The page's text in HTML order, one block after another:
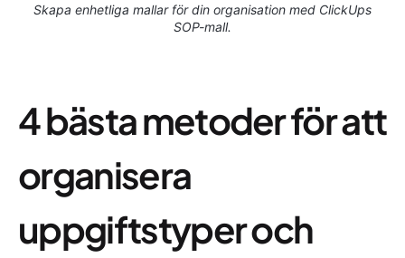
Skapa enhetliga mallar för din organisation med ClickUps
SOP-mall.
4 bästa metoder för att
organisera
uppgiftstyper och